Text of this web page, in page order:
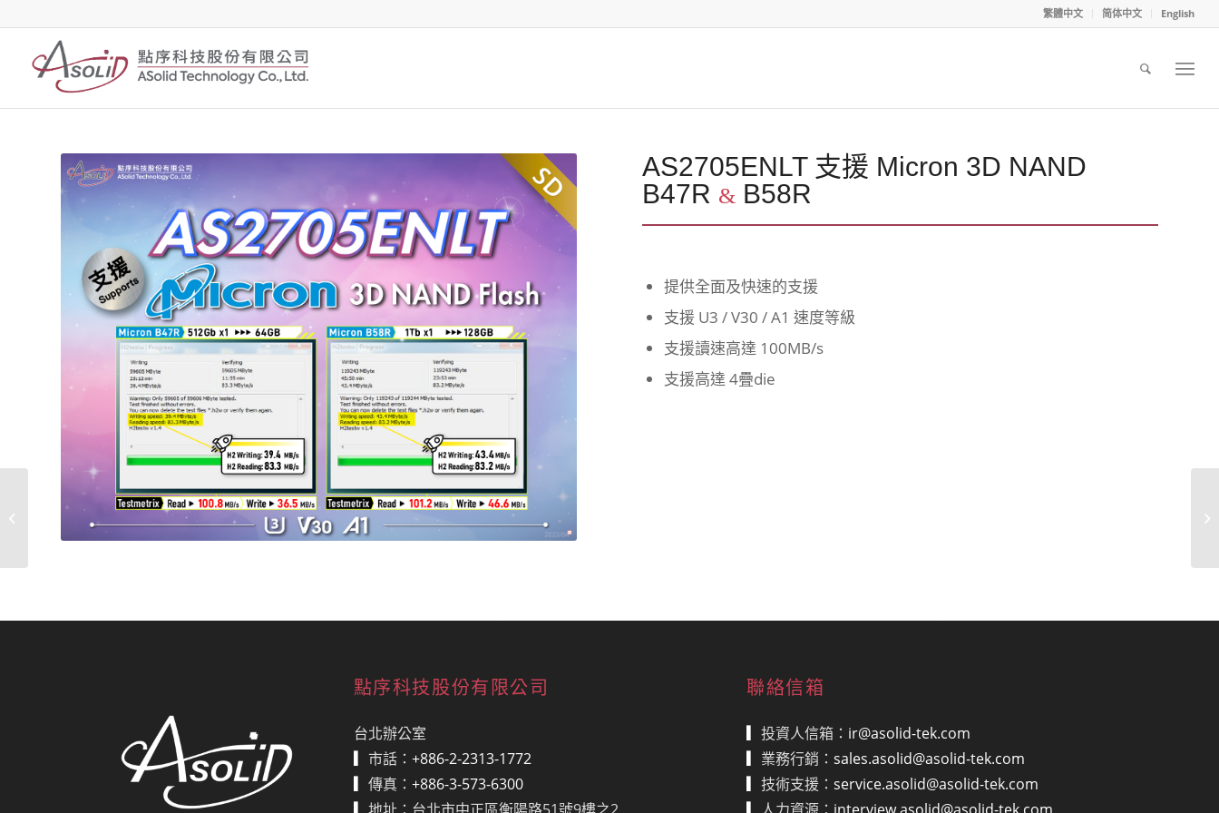
繁體中文 简体中文 English
AS2705ENLT 支援 Micron 3D NAND
B47R & B58R
提供全面及快速的支援
支援 U3 / V30 / A1 速度等級
支援讀速高達 100MB/s
支援高達 4疊die
點序科技股份有限公司
台北辦公室
▎ 市話： +886-2-2313-1772
▎ 傳真： +886-3-573-6300
▎ 地址：台北市中正區衡陽路51號9樓之2
聯絡信箱
▎ 投資人信箱： ir@asolid-tek.com
▎ 業務行銷： sales.asolid@asolid-tek.com
▎ 技術支援： service.asolid@asolid-tek.com
▎
人力資源： interview.asolid@asolid-tek.com
AS2705ENLT 支援
BiCS4 & BiCS5